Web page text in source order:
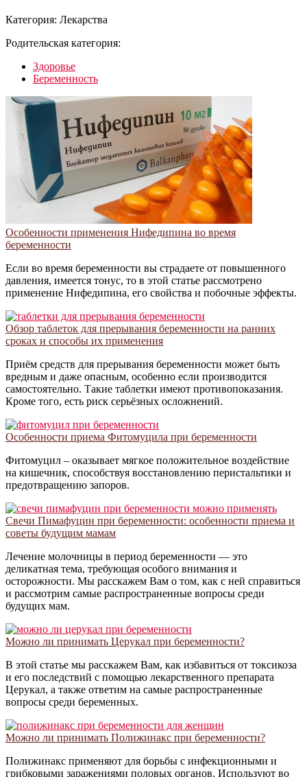
Категория: Лекарства
Родительская категория:
Здоровье
Беременность
Особенности применения Нифедипина во время
беременности
Если во время беременности вы страдаете от повышенного
давления, имеется тонус, то в этой статье рассмотрено
применение Нифедипина, его свойства и побочные эффекты.
Обзор таблеток для прерывания беременности на ранних
сроках и способы их применения
Приём средств для прерывания беременности может быть
вредным и даже опасным, особенно если производится
самостоятельно. Такие таблетки имеют противопоказания.
Кроме того, есть риск серьёзных осложнений.
Особенности приема Фитомуцила при беременности
Фитомуцил – оказывает мягкое положительное воздействие
на кишечник, способствуя восстановлению перистальтики и
предотвращению запоров.
Свечи Пимафуцин при беременности: особенности приема и
советы будущим мамам
Лечение молочницы в период беременности — это
деликатная тема, требующая особого внимания и
осторожности. Мы расскажем Вам о том, как с ней справиться
и рассмотрим самые распространенные вопросы среди
будущих мам.
Можно ли принимать Церукал при беременности?
В этой статье мы расскажем Вам, как избавиться от токсикоза
и его последствий с помощью лекарственного препарата
Церукал, а также ответим на самые распространенные
вопросы среди беременных.
Можно ли принимать Полижинакс при беременности?
Полижинакс применяют для борьбы с инфекционными и
грибковыми заражениями половых органов. Используют во